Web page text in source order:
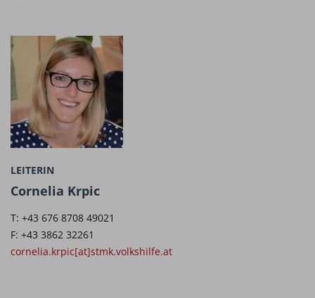
LEITERIN
Cornelia Krpic
T: +43 676 8708 49021
F: +43 3862 32261
cornelia.krpic[at]stmk.volkshilfe.at